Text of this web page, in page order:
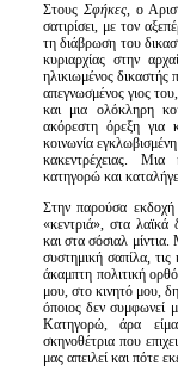
Στους Σφήκες, ο
σατιρίσει, με τον
τη διάβρωση του
κυριαρχίας στην
ηλικιωμένος δικαστής
απεγνωσμένος γιος
και μια ολόκληρη
ακόρεστη όρεξη για
κοινωνία
κακεντρέχειας. Μια
κατηγορώ και
Στην παρούσα
«κεντριά», στα λαϊκά
και στα σόσιαλ
συστημική σαπίλα,
άκαμπτη πολιτική
μου, στο κινητό μου,
όποιος δεν συμφωνεί
Κατηγορώ, άρα
σκηνοθέτρια που
μας απειλεί και πότε